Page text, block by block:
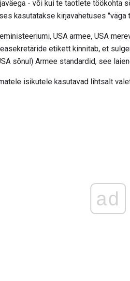
- või kui te taotlete töökohta
kasutatakse kirjavahetuses "väga
USA armee, USA
etikett kinnitab, et
sõnul) Armee standardid, see
isikutele kasutavad lihtsalt
ad